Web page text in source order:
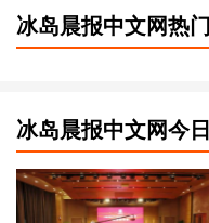
冰岛晨报中文网热
冰岛晨报中文网今